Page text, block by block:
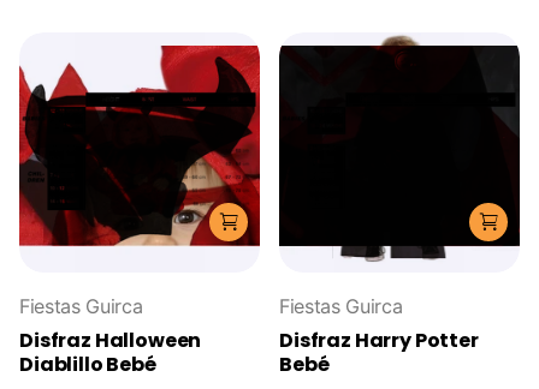
Fiestas Guirca
Disfraz Halloween
Diablillo Bebé
Fiestas Guirca
Disfraz Harry Potter
Bebé